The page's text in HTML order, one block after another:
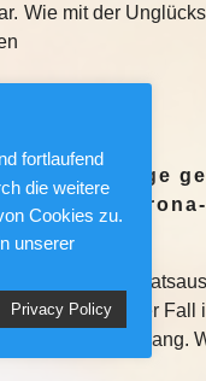
Wie mit der
: Strafanzeige
der Ex-
geführter
belangen. Der Fall
Ausgang.
fortlaufend
die weitere
Cookies zu.
unserer
Privacy Policy